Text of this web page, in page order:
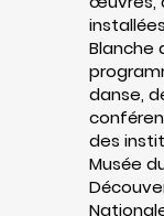
Blanche
danse,
des
Musée